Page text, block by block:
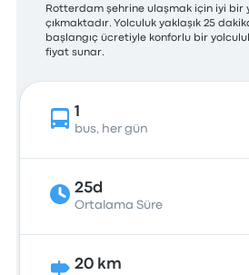
Rotterdam şehrine ulaşmak için iyi bir
çıkmaktadır. Yolculuk yaklaşık 25
başlangıç ücretiyle konforlu bir
fiyat sunar.
1
bus, her gün
25d
Ortalama Süre
20 km